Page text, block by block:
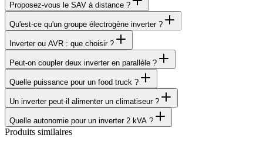
Proposez-vous le SAV à distance ?
Qu'est-ce qu'un groupe électrogène inverter ?
Inverter ou AVR : que choisir ?
Peut-on coupler deux inverter en parallèle ?
Quelle puissance pour un food truck ?
Un inverter peut-il alimenter un climatiseur ?
Quelle autonomie pour un inverter 2 kVA ?
Produits similaires